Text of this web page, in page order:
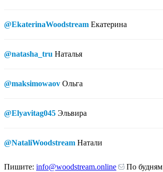
@EkaterinaWoodstream Екатерина
@natasha_tru Наталья
@maksimowaov Ольга
@Elyavitag045 Эльвира
@NataliWoodstream Натали
Пишите: info@woodstream.online По будням